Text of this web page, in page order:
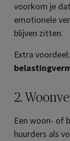
voorkom je
emotionele
blijven zitten.
Extra voordeel:
2.
Een woon- of
huurders als